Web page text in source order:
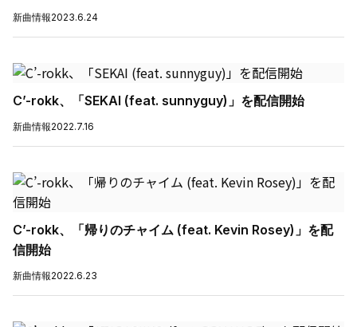
新曲情報2023.6.24
C’-rokk、「SEKAI (feat. sunnyguy)」を配信開始
新曲情報2022.7.16
C’-rokk、「帰りのチャイム (feat. Kevin Rosey)」を配
信開始
新曲情報2022.6.23